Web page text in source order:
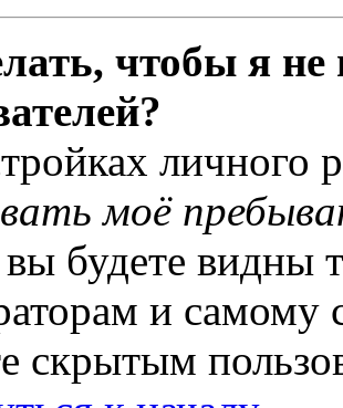
чтобы я
личного
моё
будете видны
и самому
скрытым